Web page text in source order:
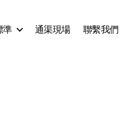
準 通渠現場 聯繫我們